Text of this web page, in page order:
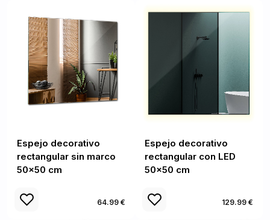
Espejo decorativo
rectangular sin marco
50x50 cm
64.99 €
Espejo decorativo
rectangular con LED
50x50 cm
129.99 €